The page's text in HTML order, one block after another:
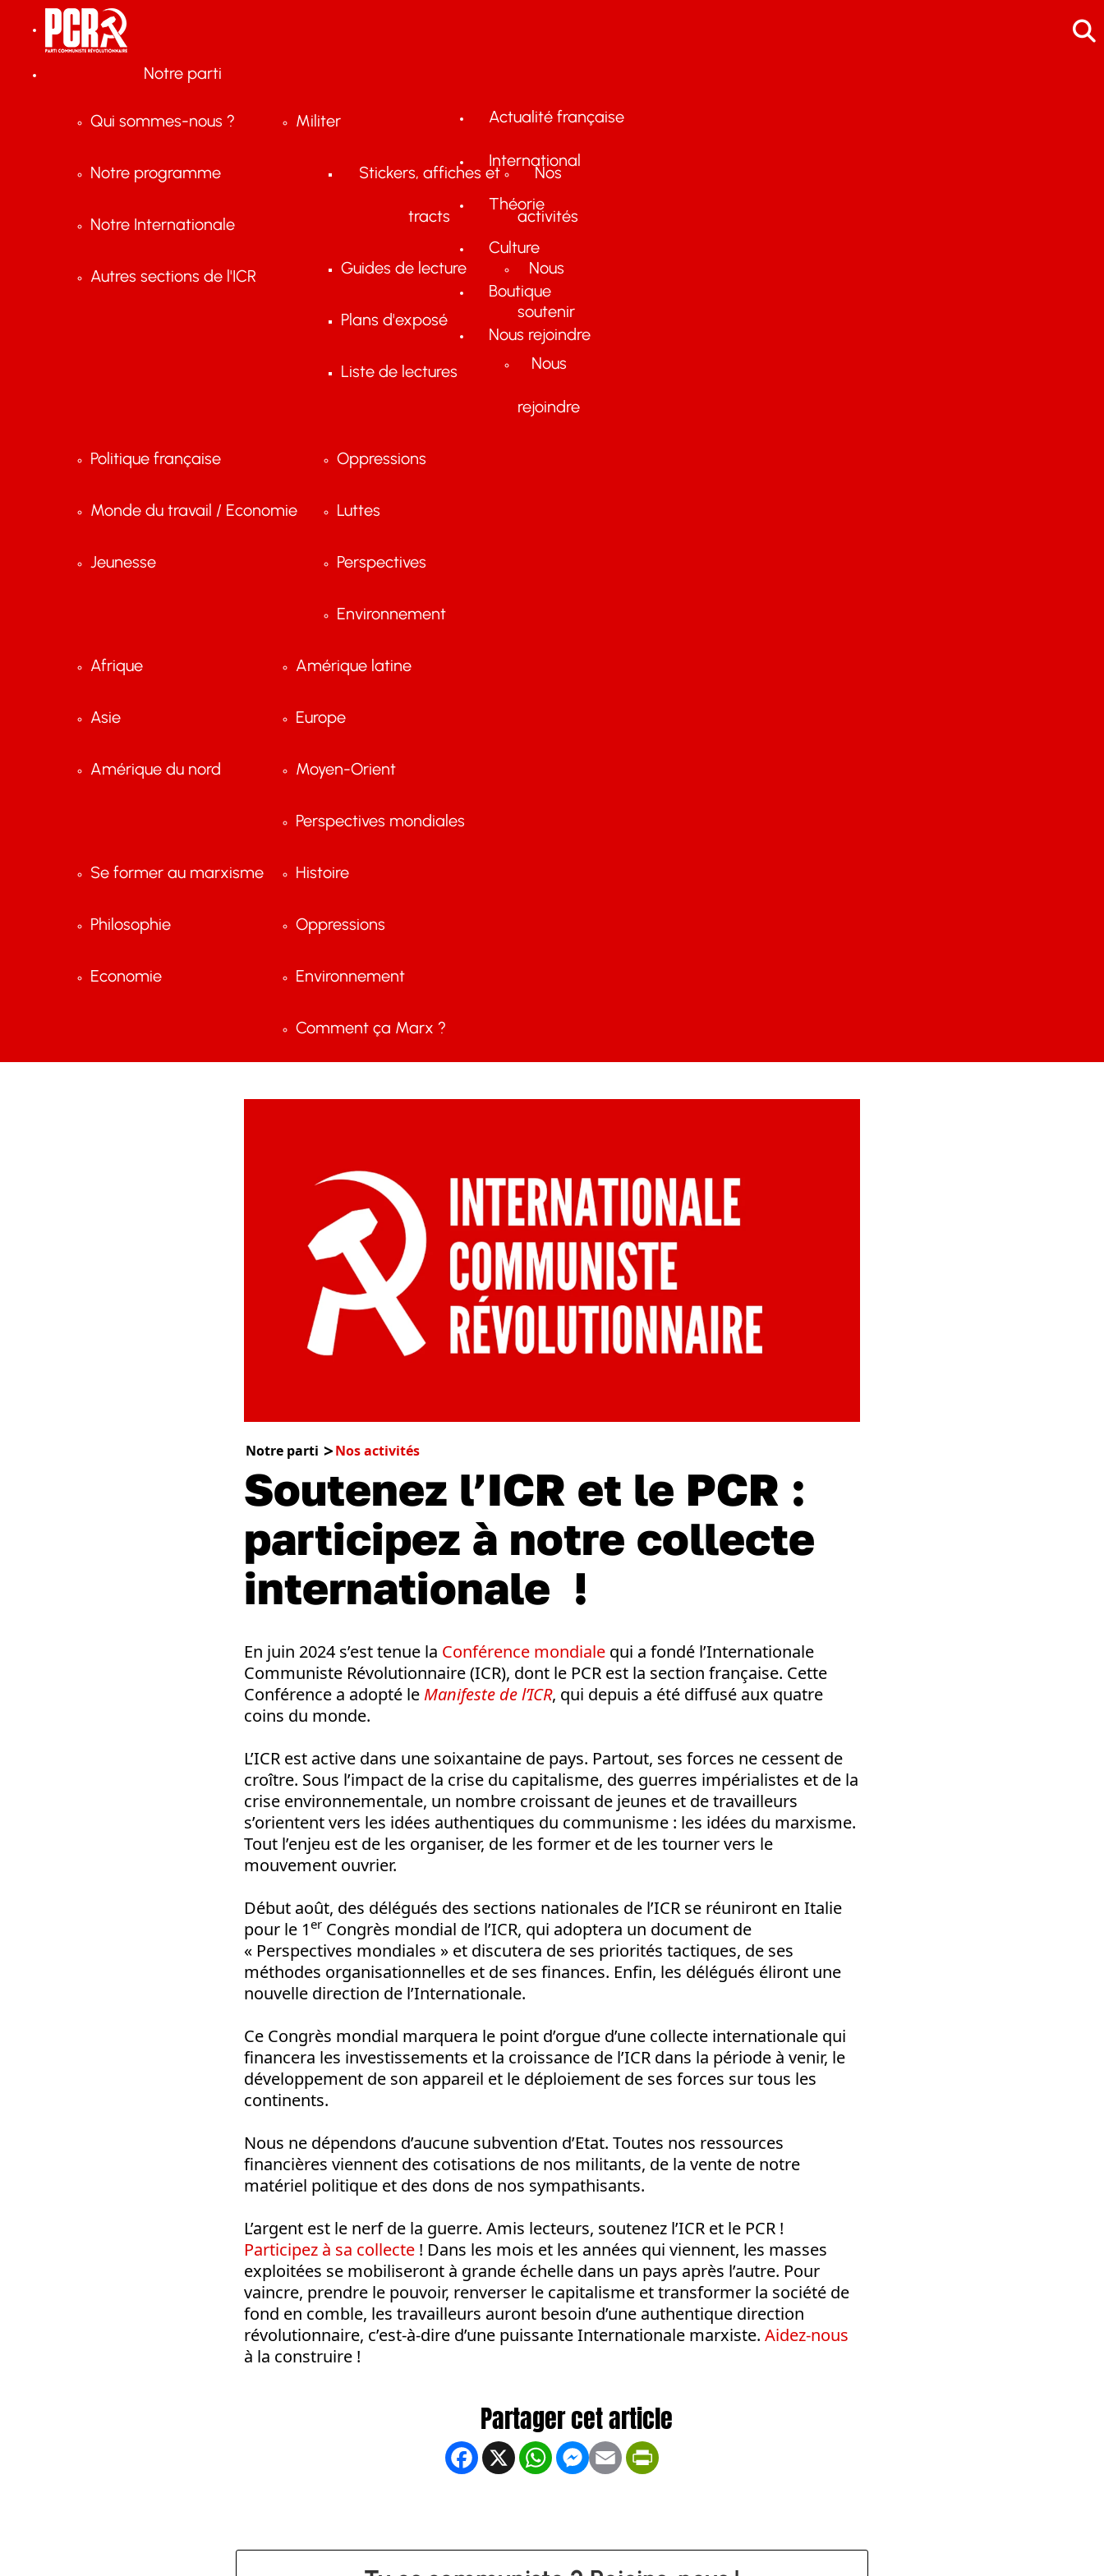
Notre parti
Qui sommes-nous ?
Notre programme
Notre Internationale
Autres sections de l'ICR
Militer
Stickers, affiches et
tracts
Guides de lecture
Plans d'exposé
Liste de lectures
Nos
activités
Nous
soutenir
Nous
rejoindre
Actualité française
Politique française
Monde du travail / Economie
Jeunesse
Oppressions
Luttes
Perspectives
Environnement
International
Afrique
Asie
Amérique du nord
Amérique latine
Europe
Moyen-Orient
Perspectives mondiales
Théorie
Se former au marxisme
Philosophie
Economie
Histoire
Oppressions
Environnement
Comment ça Marx ?
Culture
Boutique
Nous rejoindre
Notre parti Nos activités
Soutenez l’ICR et le PCR :
participez à notre collecte
internationale !
En juin 2024 s’est tenue la Conférence mondiale qui a fondé l’Internationale
Communiste Révolutionnaire (ICR), dont le PCR est la section française. Cette
Conférence a adopté leManifeste de l’ICR, qui depuis a été diffusé aux quatre
coins du monde.
L’ICR est active dans une soixantaine de pays. Partout, ses forces ne cessent de
croître. Sous l’impact de la crise du capitalisme, des guerres impérialistes et de la
crise environnementale, un nombre croissant de jeunes et de travailleurs
s’orientent vers les idées authentiques du communisme : les idées du marxisme.
Tout l’enjeu est de les organiser, de les former et de les tourner vers le
mouvement ouvrier.
Début août, des délégués des sections nationales de l’ICR se réuniront en Italie
pour le 1er Congrès mondial de l’ICR, qui adoptera un document de
« Perspectives mondiales » et discutera de ses priorités tactiques, de ses
méthodes organisationnelles et de ses finances. Enfin, les délégués éliront une
nouvelle direction de l’Internationale.
Ce Congrès mondial marquera le point d’orgue d’une collecte internationale qui
financera les investissements et la croissance de l’ICR dans la période à venir, le
développement de son appareil et le déploiement de ses forces sur tous les
continents.
Nous ne dépendons d’aucune subvention d’Etat. Toutes nos ressources
financières viennent des cotisations de nos militants, de la vente de notre
matériel politique et des dons de nos sympathisants.
L’argent est le nerf de la guerre. Amis lecteurs, soutenez l’ICR et le PCR !
Participez à sa collecte ! Dans les mois et les années qui viennent, les masses
exploitées se mobiliseront à grande échelle dans un pays après l’autre. Pour
vaincre, prendre le pouvoir, renverser le capitalisme et transformer la société de
fond en comble, les travailleurs auront besoin d’une authentique direction
révolutionnaire, c’est-à-dire d’une puissante Internationale marxiste. Aidez-nous
à la construire !
Facebook
X WhatsApp
Messenger
Email